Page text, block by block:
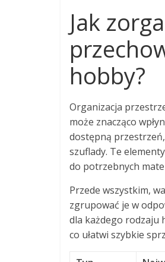
Jak
hobby?
Organizacja
może znacząco
dostępną
szuflady. Te
do potrzebnych
Przede wszystkim,
zgrupować je w
dla każdego rodzaju
co ułatwi szybkie